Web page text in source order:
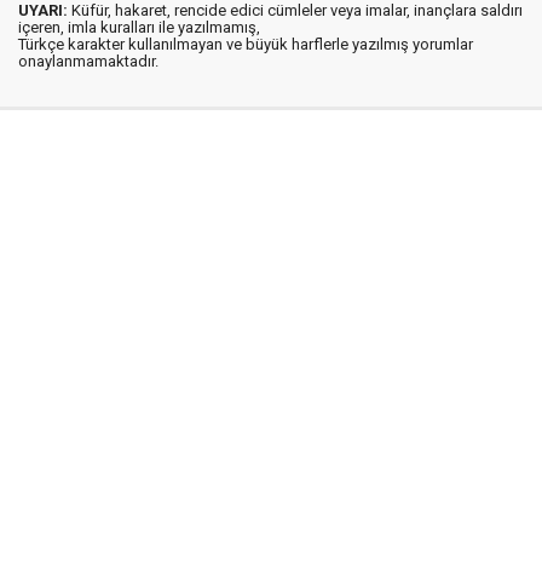
UYARI: Küfür, hakaret, rencide edici cümleler veya imalar, inançlara saldırı
içeren, imla kuralları ile yazılmamış,
Türkçe karakter kullanılmayan ve büyük harflerle yazılmış yorumlar
onaylanmamaktadır.